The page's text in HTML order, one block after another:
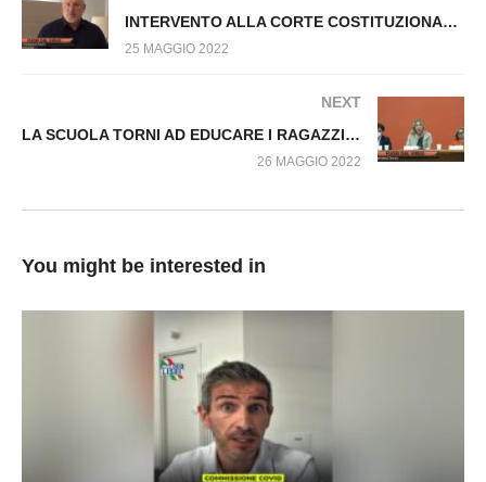
INTERVENTO ALLA CORTE COSTITUZIONALE. Fuori dal Virus n.213.SP
25 MAGGIO 2022
NEXT
LA SCUOLA TORNI AD EDUCARE I RAGAZZI AL DUBBIO ED AL RISPETTO DELLA COSTITUZIONE. Fuori dal Virus n.215.SP
26 MAGGIO 2022
You might be interested in